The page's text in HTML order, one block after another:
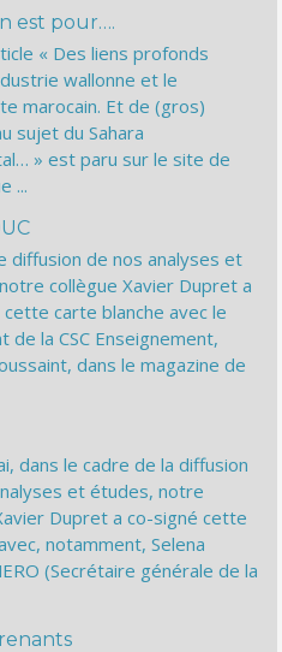
est pour….
« Des liens profonds
wallonne et le
marocain. Et de (gros)
sujet du Sahara
» est paru sur le site de
...
diffusion de nos analyses et
collègue Xavier Dupret a
carte blanche avec le
de la CSC Enseignement,
dans le magazine de
dans le cadre de la diffusion
et études, notre
Dupret a co-signé cette
notamment, Selena
(Secrétaire générale de la